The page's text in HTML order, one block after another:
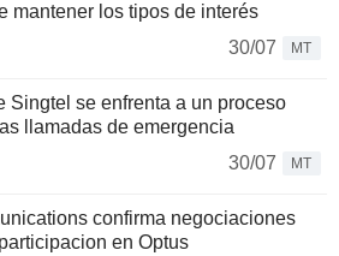
mantener los tipos de interés
30/07
MT
Singtel se enfrenta a un proceso
llamadas de emergencia
30/07
MT
confirma negociaciones
en Optus